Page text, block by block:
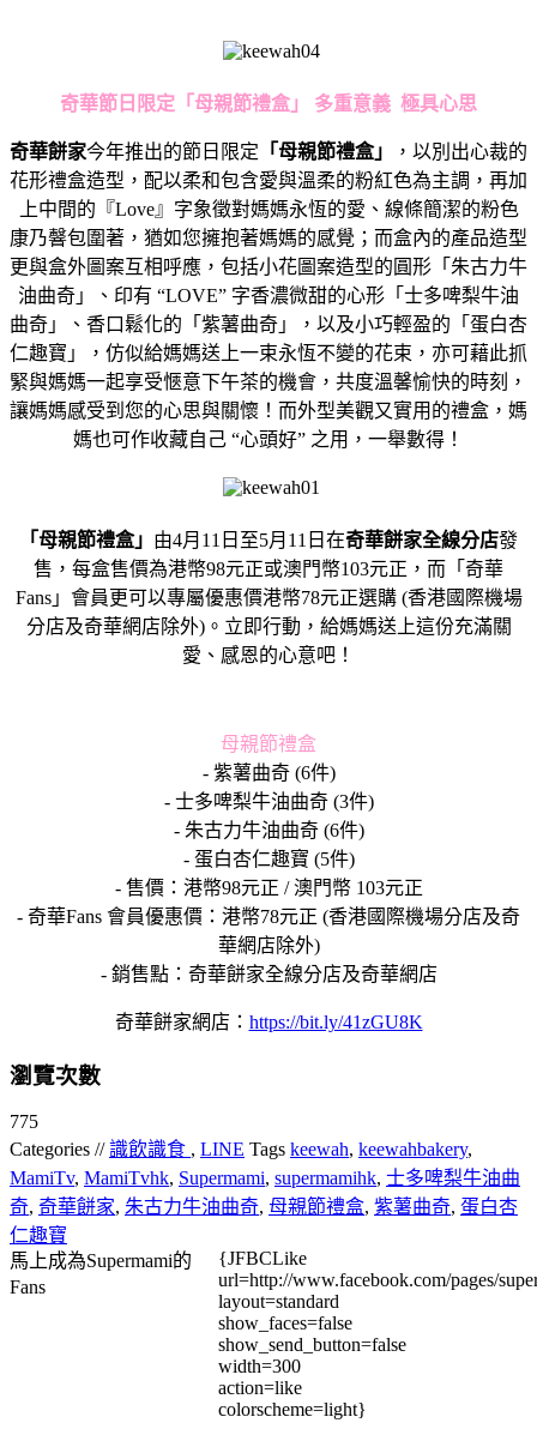
奇華節日限定「母親節禮盒」 多重意義 極具心思
奇華餅家今年推出的節日限定 「母親節禮盒」
，以別出心裁的
花形禮盒造型，配以柔和包含愛與溫柔的粉紅色為主調，再加
上中間的『Love』字象徵對媽媽永恆的愛、線條簡潔的粉色
康乃韾包圍著，猶如您擁抱著媽媽的感覺；而盒內的產品造型
更與盒外圖案互相呼應，包括小花圖案造型的圓形「朱古力牛
油曲奇」、印有 “LOVE” 字香濃微甜的心形「士多啤梨牛油
曲奇」、香口鬆化的「紫薯曲奇」，以及小巧輕盈的「蛋白杏
仁趣寶」，仿似給媽媽送上一束永恆不變的花束，亦可藉此抓
緊與媽媽一起享受愜意下午茶的機會，共度溫馨愉快的時刻，
讓媽媽感受到您的心思與關懷！而外型美觀又實用的禮盒，媽
媽也可作收藏自己 “心頭好” 之用，一舉數得！
「母親節禮盒」 由4月11日至5月11日在奇華餅家全線分店發
售，每盒售價為港幣98元正或澳門幣103元正，而「奇華
Fans」會員更可以專屬優惠價港幣78元正選購 (香港國際機場
分店及奇華網店除外)。立即行動，給媽媽送上這份充滿關
愛、感恩的心意吧！
母親節禮盒
- 紫薯曲奇 (6件)
- 士多啤梨牛油曲奇 (3件)
- 朱古力牛油曲奇 (6件)
- 蛋白杏仁趣寶 (5件)
- 售價：港幣98元正 / 澳門幣 103元正
- 奇華Fans 會員優惠價：港幣78元正 (香港國際機場分店及奇
華網店除外)
- 銷售點：奇華餅家全線分店及奇華網店
奇華餅家網店： https://bit.ly/41zGU8K
瀏覽次數
775
Categories //識飲識食 , LINE Tags keewah, keewahbakery,
MamiTv, MamiTvhk, Supermami, supermamihk, 士多啤梨牛油曲
奇, 奇華餅家, 朱古力牛油曲奇, 母親節禮盒, 紫薯曲奇, 蛋白杏
仁趣寶
馬上成為Supermami的
Fans
{JFBCLike
url=http://www.facebook.com/pages/
layout=standard
show_faces=false
show_send_button=false
width=300
action=like
colorscheme=light}